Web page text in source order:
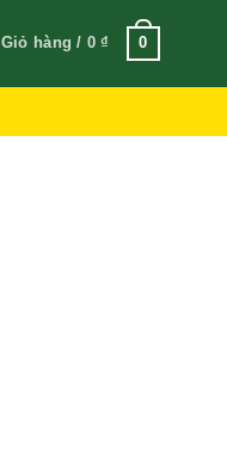
Giỏ hàng / 0₫ 0